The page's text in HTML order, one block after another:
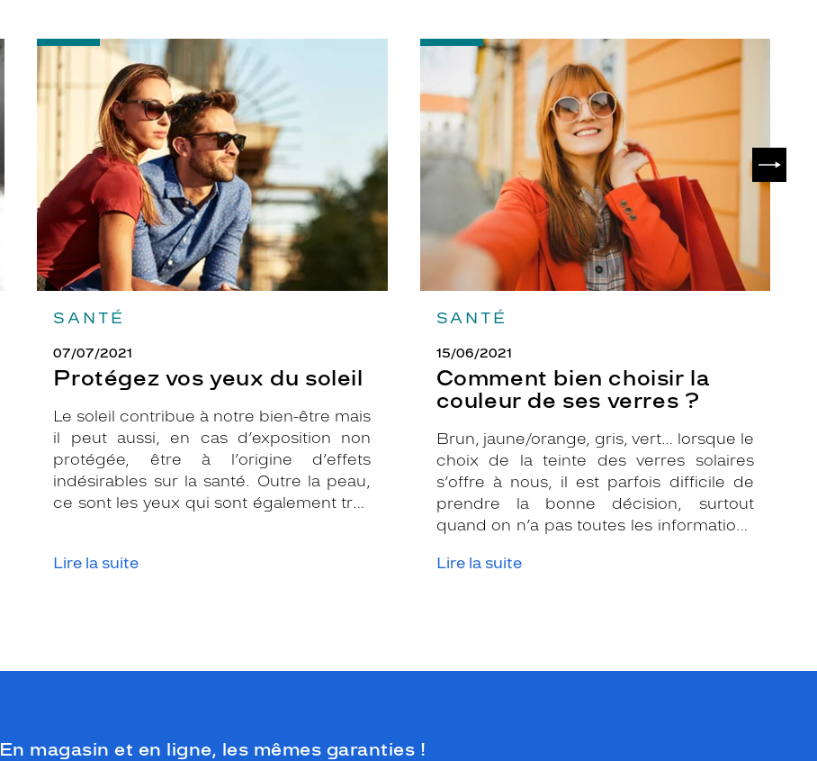
SANTÉ
07/07/2021
Protégez vos yeux du soleil
Le soleil contribue à notre bien-être mais
il peut aussi, en cas d’exposition non
protégée, être à l’origine d’effets
indésirables sur la santé. Outre la peau,
ce sont les yeux qui sont également très
que le temps est couvert, il est donc
Lire la suite
-
Protégez
vos
yeux
soleil
SANTÉ
15/06/2021
Comment bien choisir la
couleur de ses verres ?
Brun, jaune/orange, gris, vert… lorsque le
choix de la teinte des verres solaires
s’offre à nous, il est parfois difficile de
prendre la bonne décision, surtout
quand on n’a pas toutes les informations
pour vous conseiller et apporter leur
Lire la suite
-
Comment
choisir
la
couleur
de
verres
En magasin et en ligne, les mêmes garanties !